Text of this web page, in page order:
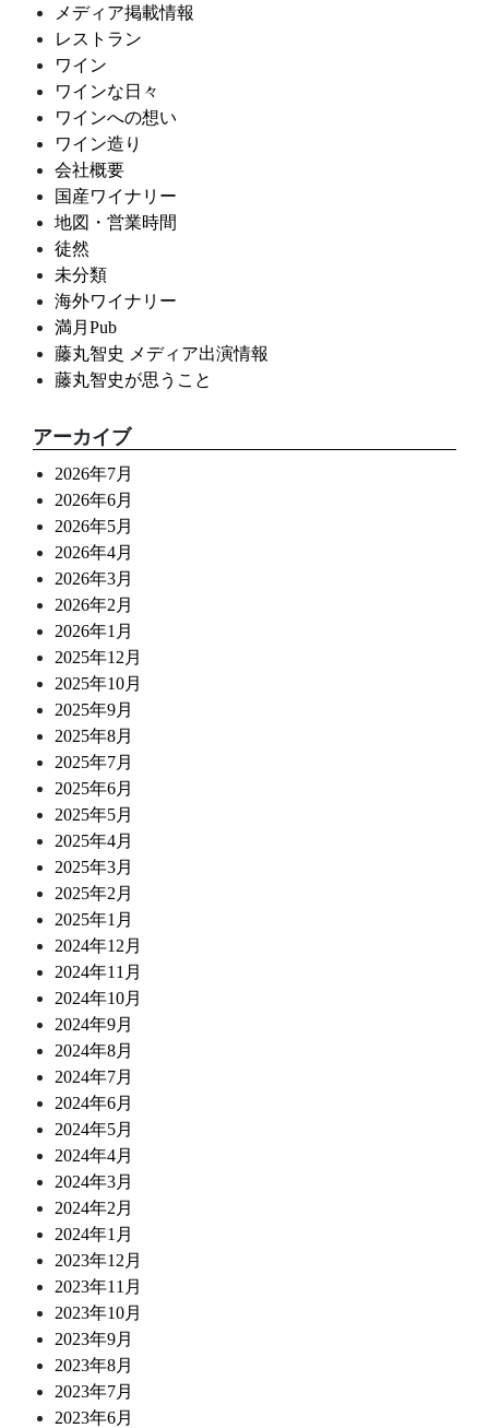
メディア掲載情報
レストラン
ワイン
ワインな日々
ワインへの想い
ワイン造り
会社概要
国産ワイナリー
地図・営業時間
徒然
未分類
海外ワイナリー
満月Pub
藤丸智史 メディア出演情報
藤丸智史が思うこと
アーカイブ
2026年7月
2026年6月
2026年5月
2026年4月
2026年3月
2026年2月
2026年1月
2025年12月
2025年10月
2025年9月
2025年8月
2025年7月
2025年6月
2025年5月
2025年4月
2025年3月
2025年2月
2025年1月
2024年12月
2024年11月
2024年10月
2024年9月
2024年8月
2024年7月
2024年6月
2024年5月
2024年4月
2024年3月
2024年2月
2024年1月
2023年12月
2023年11月
2023年10月
2023年9月
2023年8月
2023年7月
2023年6月